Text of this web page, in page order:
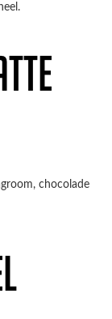
chocolade